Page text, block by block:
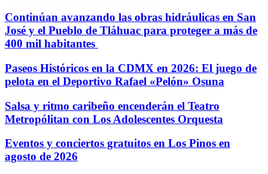
Continúan avanzando las obras hidráulicas en San
José y el Pueblo de Tláhuac para proteger a más de
400 mil habitantes
Paseos Históricos en la CDMX en 2026: El juego de
pelota en el Deportivo Rafael «Pelón» Osuna
Salsa y ritmo caribeño encenderán el Teatro
Metropólitan con Los Adolescentes Orquesta
Eventos y conciertos gratuitos en Los Pinos en
agosto de 2026